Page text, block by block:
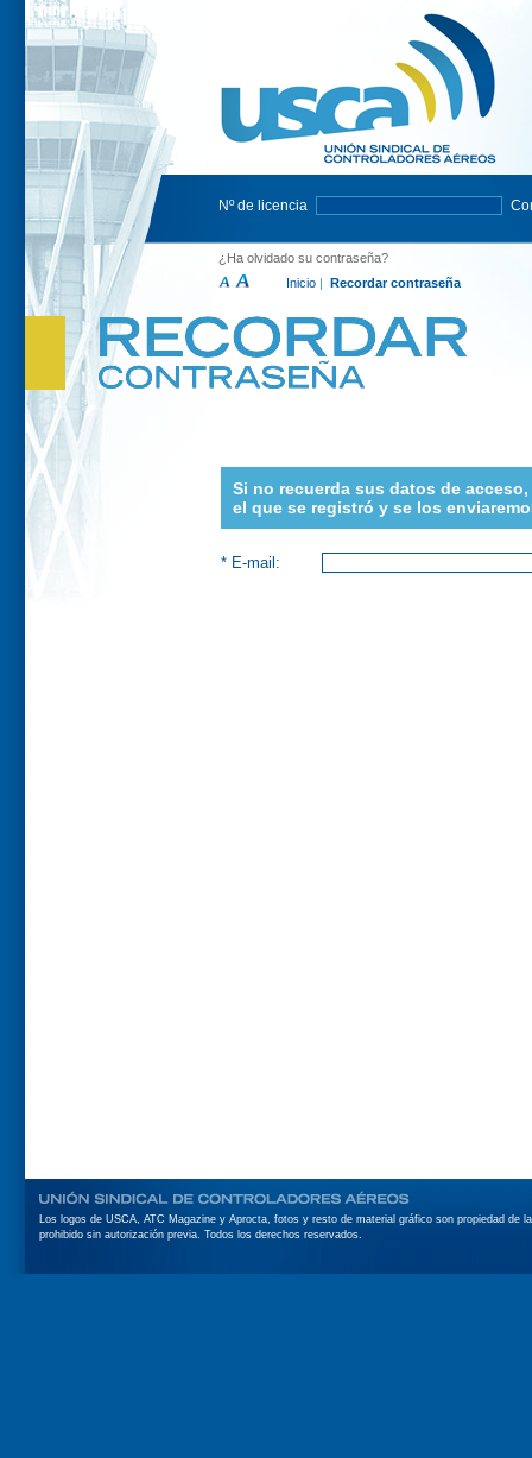
Nº de licencia
¿Ha olvidado su contraseña?
Inicio | Recordar contraseña
Si no recuerda sus datos de
el que se registró y se los
* E-mail:
Los logos de USCA, ATC Magazine y Aprocta, fotos y resto de material gráfico son propiedad de
prohibido sin autorización previa. Todos los derechos reservados.